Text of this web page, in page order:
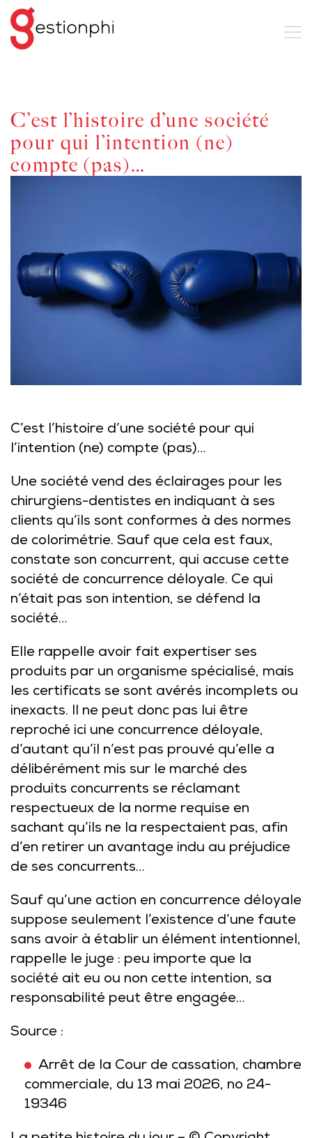
C’est l’histoire d’une société
pour qui l’intention (ne)
compte (pas)…
C’est l’histoire d’une société pour qui
l’intention (ne) compte (pas)…
Une société vend des éclairages pour les
chirurgiens-dentistes en indiquant à ses
clients qu’ils sont conformes à des normes
de colorimétrie. Sauf que cela est faux,
constate son concurrent, qui accuse cette
société de concurrence déloyale. Ce qui
n’était pas son intention, se défend la
société…
Elle rappelle avoir fait expertiser ses
produits par un organisme spécialisé, mais
les certificats se sont avérés incomplets ou
inexacts. Il ne peut donc pas lui être
reproché ici une concurrence déloyale,
d’autant qu’il n’est pas prouvé qu’elle a
délibérément mis sur le marché des
produits concurrents se réclamant
respectueux de la norme requise en
sachant qu’ils ne la respectaient pas, afin
d’en retirer un avantage indu au préjudice
de ses concurrents…
Sauf qu’une action en concurrence déloyale
suppose seulement l’existence d’une faute
sans avoir à établir un élément intentionnel,
rappelle le juge : peu importe que la
société ait eu ou non cette intention, sa
responsabilité peut être engagée…
Source :
Arrêt de la Cour de cassation, chambre
commerciale, du 13 mai 2026, no 24-
19346